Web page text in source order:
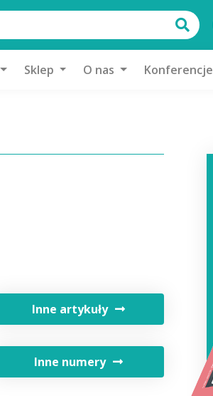
Sklep O nas Konferencje
Inne artykuły
Inne numery